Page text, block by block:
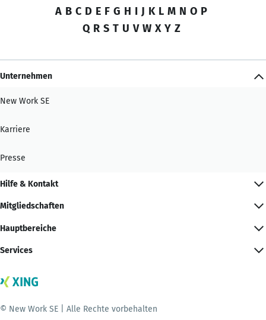
A B C D E F G H I J K L M N O P
Q R S T U V W X Y Z
Unternehmen
New Work SE
Karriere
Presse
Hilfe & Kontakt
Mitgliedschaften
Hauptbereiche
Services
© New Work SE | Alle Rechte vorbehalten